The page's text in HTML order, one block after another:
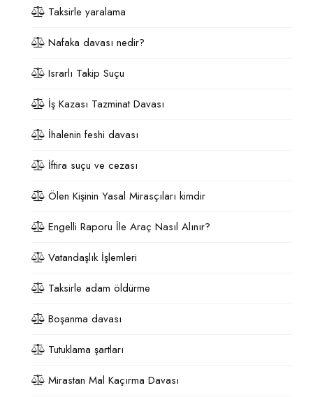
Taksirle yaralama
Nafaka davası nedir?
Israrlı Takip Suçu
İş Kazası Tazminat Davası
İhalenin feshi davası
İftira suçu ve cezası
Ölen Kişinin Yasal Mirasçıları kimdir
Engelli Raporu İle Araç Nasıl Alınır?
Vatandaşlık İşlemleri
Taksirle adam öldürme
Boşanma davası
Tutuklama şartları
Mirastan Mal Kaçırma Davası